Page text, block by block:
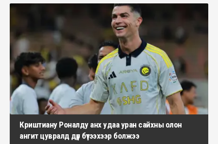
Криштиану Роналду анх удаа уран сайхны олон
ангит цувралд дүр бүтээхээр болжээ